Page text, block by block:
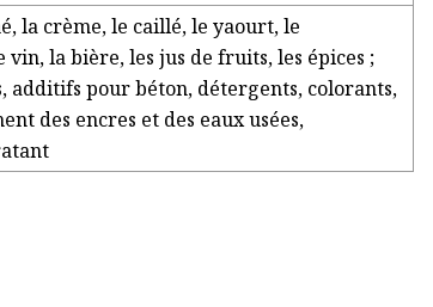
la crème, le caillé, le yaourt, le
la bière, les jus de fruits, les épices ;
pour béton, détergents, colorants,
des encres et des eaux usées,